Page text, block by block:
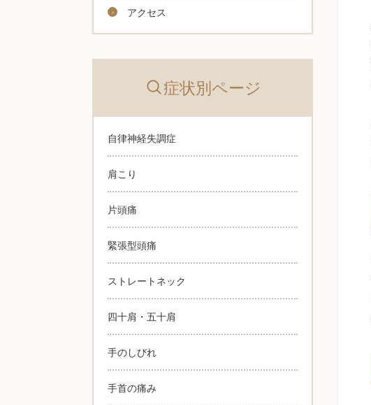
アクセス
症状別ページ
自律神経失調症
肩こり
片頭痛
緊張型頭痛
ストレートネック
四十肩・五十肩
手のしびれ
手首の痛み